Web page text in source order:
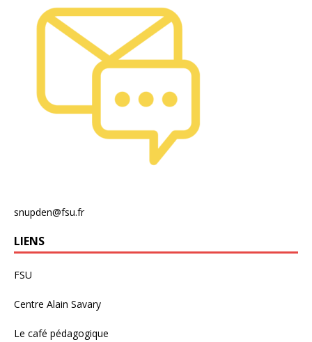
snupden@fsu.fr
LIENS
FSU
Centre Alain Savary
Le café pédagogique